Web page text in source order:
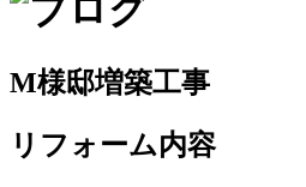
M様邸増築工事
リフォーム内容